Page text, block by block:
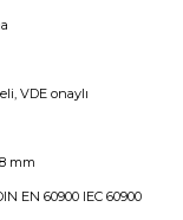
, VDE onaylı
mm
EN 60900 IEC 60900